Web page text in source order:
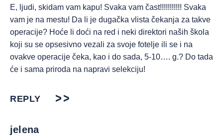
E, ljudi, skidam vam kapu! Svaka vam čast!!!!!!!!!!! Svaka
vam je na mestu! Da li je dugačka vlista čekanja za takve
operacije? Hoće li doći na red i neki direktori naših škola
koji su se opsesivno vezali za svoje fotelje ili se i na
ovakve operacije čeka, kao i do sada, 5-10…. g.? Do tada
će i sama priroda na napravi selekciju!
REPLY
jelena